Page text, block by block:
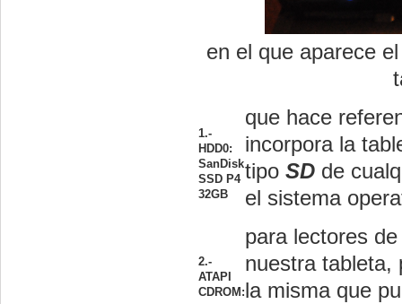
en el que aparece
1.-
HDD0:
SanDisk
SSD P4
32GB
que hace
incorpora la
tipo SD de
el sistema
2.-
ATAPI
CDROM:
para lectores
nuestra
la misma que